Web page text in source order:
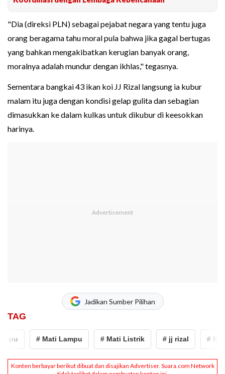
"Dia (direksi PLN) sebagai pejabat negara yang tentu juga
orang beragama tahu moral pula bahwa jika gagal bertugas
yang bahkan mengakibatkan kerugian banyak orang,
moralnya adalah mundur dengan ikhlas," tegasnya.
Sementara bangkai 43 ikan koi JJ Rizal langsung ia kubur
malam itu juga dengan kondisi gelap gulita dan sebagian
dimasukkan ke dalam kulkas untuk dikubur di keesokkan
harinya.
Jadikan Sumber Pilihan
TAG
# Mati Lampu # Mati Listrik # jj rizal # Ikan